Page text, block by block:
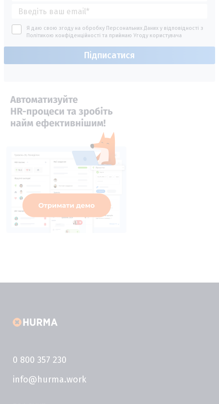
Я даю свою згоду на обробку Персональних Даних у відповідності з
Політикою конфіденційності та приймаю Угоду користувача
0 800 357 230
info@hurma.work